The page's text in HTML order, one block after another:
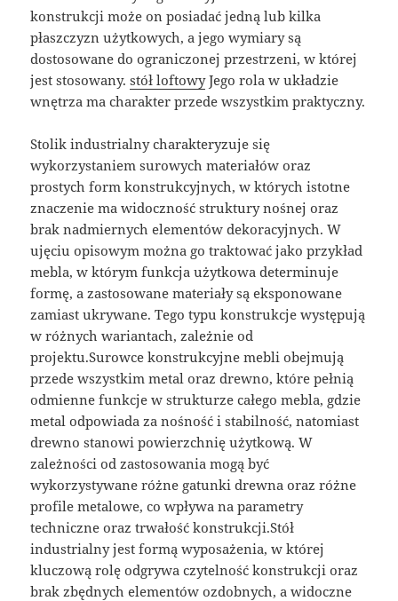
konstrukcji może on posiadać jedną lub kilka
płaszczyzn użytkowych, a jego wymiary są
dostosowane do ograniczonej przestrzeni, w której
jest stosowany.stół loftowyJego rola w układzie
wnętrza ma charakter przede wszystkim praktyczny.
Stolik industrialny charakteryzuje się
wykorzystaniem surowych materiałów oraz
prostych form konstrukcyjnych, w których istotne
znaczenie ma widoczność struktury nośnej oraz
brak nadmiernych elementów dekoracyjnych. W
ujęciu opisowym można go traktować jako przykład
mebla, w którym funkcja użytkowa determinuje
formę, a zastosowane materiały są eksponowane
zamiast ukrywane. Tego typu konstrukcje występują
w różnych wariantach, zależnie od
projektu.Surowce konstrukcyjne mebli obejmują
przede wszystkim metal oraz drewno, które pełnią
odmienne funkcje w strukturze całego mebla, gdzie
metal odpowiada za nośność i stabilność, natomiast
drewno stanowi powierzchnię użytkową. W
zależności od zastosowania mogą być
wykorzystywane różne gatunki drewna oraz różne
profile metalowe, co wpływa na parametry
techniczne oraz trwałość konstrukcji.Stół
industrialny jest formą wyposażenia, w której
kluczową rolę odgrywa czytelność konstrukcji oraz
brak zbędnych elementów ozdobnych, a widoczne